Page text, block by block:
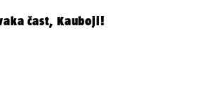
čast, Kauboji!